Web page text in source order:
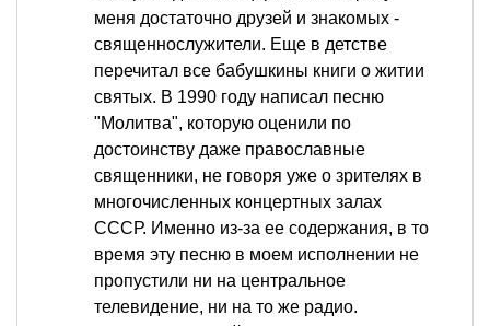
меня достаточно друзей и знакомых -
священнослужители. Еще в детстве
перечитал все бабушкины книги о житии
святых. В 1990 году написал песню
"Молитва", которую оценили по
достоинству даже православные
священники, не говоря уже о зрителях в
многочисленных концертных залах
СССР. Именно из-за ее содержания, в то
время эту песню в моем исполнении не
пропустили ни на центральное
телевидение, ни на то же радио.